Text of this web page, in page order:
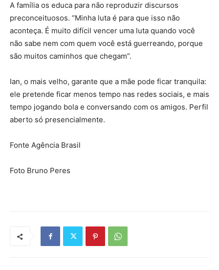
A família os educa para não reproduzir discursos
preconceituosos. “Minha luta é para que isso não
aconteça. É muito difícil vencer uma luta quando você
não sabe nem com quem você está guerreando, porque
são muitos caminhos que chegam”.
Ian, o mais velho, garante que a mãe pode ficar tranquila:
ele pretende ficar menos tempo nas redes sociais, e mais
tempo jogando bola e conversando com os amigos. Perfil
aberto só presencialmente.
Fonte Agência Brasil
Foto Bruno Peres